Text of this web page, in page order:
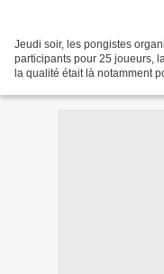
Jeudi soir, les pongistes
participants pour 25 joueurs,
la qualité était là notamment